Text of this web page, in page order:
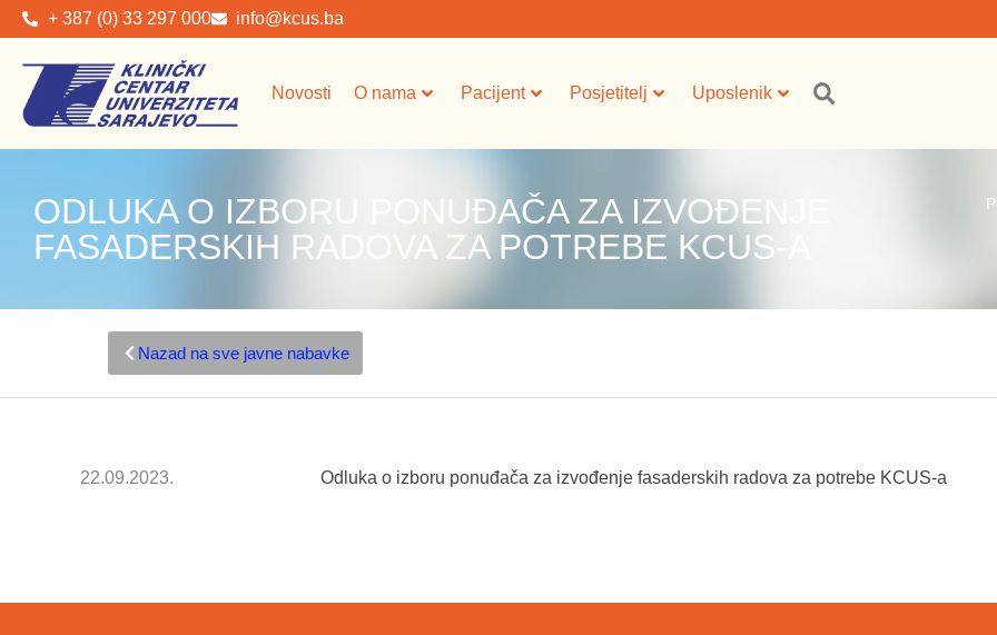
+ 387 (0) 33 297 000 info@kcus.ba
Novosti O nama Pacijent Posjetitelj Uposlenik
ODLUKA O IZBORU PONUĐAČA ZA IZVOĐENJE
FASADERSKIH RADOVA ZA POTREBE KCUS-A
Nazad na sve javne nabavke
22.09.2023. Odluka o izboru ponuđača za izvođenje fasaderskih radova za potrebe KCUS-a